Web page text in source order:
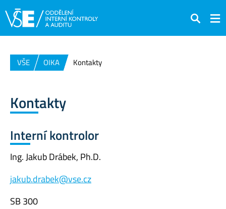
Hledat
VŠE OIKA Kontakty
Kontakty
Interní kontrolor
Ing. Jakub Drábek, Ph.D.
jakub.drabek@vse.cz
SB 300